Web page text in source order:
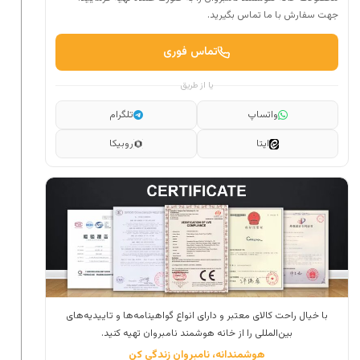
جهت سفارش با ما تماس بگیرید.
تماس فوری
یا از طریق
واتساپ
تلگرام
ایتا
روبیکا
با خیال راحت کالای معتبر و دارای انواع گواهینامه‌ها و تاییدیه‌های
بین‌المللی را از خانه هوشمند نامبروان تهیه کنید.
هوشمندانه، نامبروان زندگی کن